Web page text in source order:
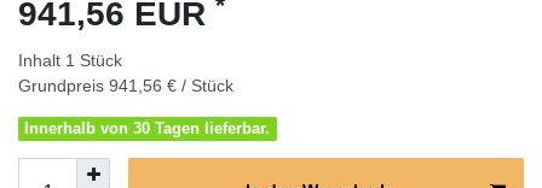
941,56 EUR
Inhalt 1 Stück
Grundpreis 941,56 € / Stück
Innerhalb von 30 Tagen lieferbar.